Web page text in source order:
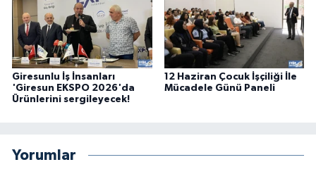
Giresunlu İş İnsanları
'Giresun EKSPO 2026'da
Ürünlerini sergileyecek!
12 Haziran Çocuk İşçiliği İle
Mücadele Günü Paneli
Yorumlar